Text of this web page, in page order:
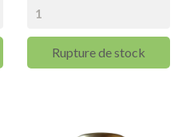
Rupture de stock